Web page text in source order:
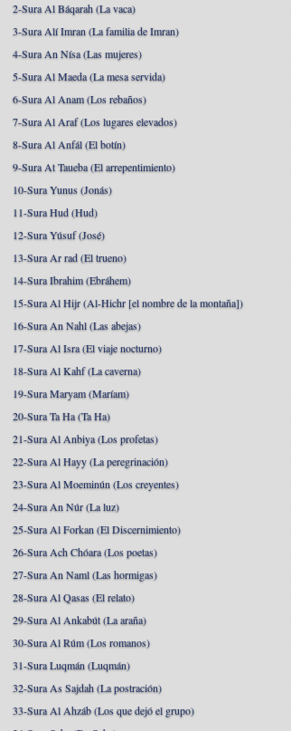
2-Sura Al Báqarah (La vaca)
3-Sura Alí Imran (La familia de Imran)
4-Sura An Nísa (Las mujeres)
5-Sura Al Maeda (La mesa servida)
6-Sura Al Anam (Los rebaños)
7-Sura Al Araf (Los lugares elevados)
8-Sura Al Anfál (El botín)
9-Sura At Taueba (El arrepentimiento)
10-Sura Yunus (Jonás)
11-Sura Hud (Hud)
12-Sura Yúsuf (José)
13-Sura Ar rad (El trueno)
14-Sura Ibrahim (Ebráhem)
15-Sura Al Hijr (Al-Hichr [el nombre de la montaña])
16-Sura An Nahl (Las abejas)
17-Sura Al Isra (El viaje nocturno)
18-Sura Al Kahf (La caverna)
19-Sura Maryam (Maríam)
20-Sura Ta Ha (Ta Ha)
21-Sura Al Anbiya (Los profetas)
22-Sura Al Hayy (La peregrinación)
23-Sura Al Moeminún (Los creyentes)
24-Sura An Núr (La luz)
25-Sura Al Forkan (El Discernimiento)
26-Sura Ach Chóara (Los poetas)
27-Sura An Naml (Las hormigas)
28-Sura Al Qasas (El relato)
29-Sura Al Ankabút (La araña)
30-Sura Al Rúm (Los romanos)
31-Sura Luqmán (Luqmán)
32-Sura As Sajdah (La postración)
33-Sura Al Ahzáb (Los que dejó el grupo)